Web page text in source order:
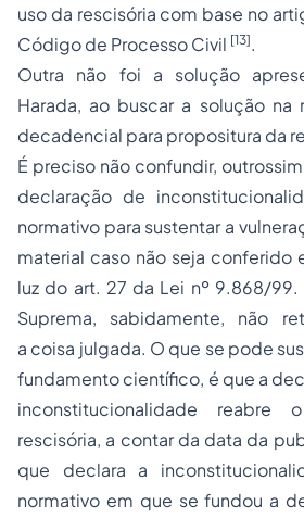
uso da rescisória com base no
Código de Processo Civil [13].
Outra não foi a solução
Harada, ao buscar a solução na
decadencial para propositura da
É preciso não confundir,
declaração de
normativo para sustentar a
material caso não seja conferido
luz do art. 27 da Lei nº 9.868/
Suprema, sabidamente, não
a coisa julgada. O que se pode
fundamento científico, é que a
inconstitucionalidade
rescisória, a contar da data da
que declara a
normativo em que se fundou a